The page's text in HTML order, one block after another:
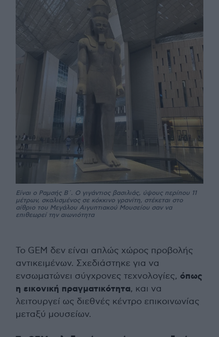
Είναι ο Ραμσής Β΄. Ο γιγάντιος βασιλιάς, ύψους περίπου 11
μέτρων, σκαλισμένος σε κόκκινο γρανίτη, στέκεται στο
αίθριο του Μεγάλου Αιγυπτιακού Μουσείου σαν να
επιθεωρεί την αιωνιότητα
Το GEM δεν είναι απλώς χώρος προβολής
αντικειμένων. Σχεδιάστηκε για να
ενσωματώνει σύγχρονες τεχνολογίες, όπως
η εικονική πραγματικότητα, και να
λειτουργεί ως διεθνές κέντρο επικοινωνίας
μεταξύ μουσείων.